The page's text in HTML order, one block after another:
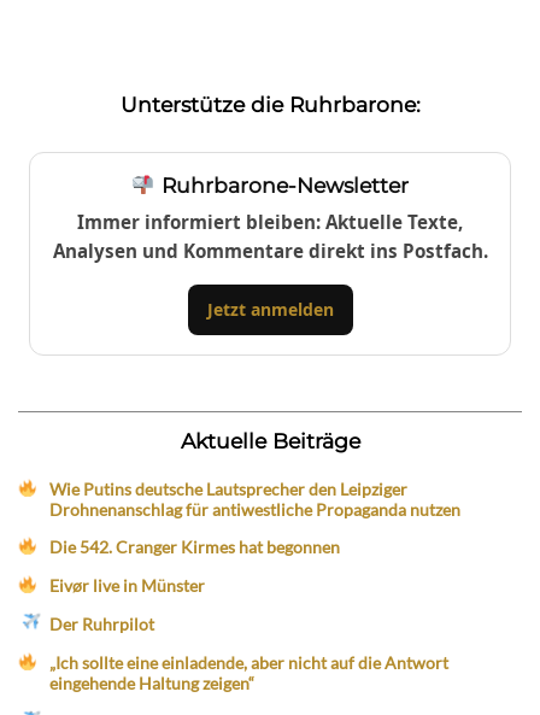
Unterstütze die Ruhrbarone:
Ruhrbarone-Newsletter
Immer informiert bleiben: Aktuelle Texte,
Analysen und Kommentare direkt ins Postfach.
Jetzt anmelden
Aktuelle Beiträge
Wie Putins deutsche Lautsprecher den Leipziger
Drohnenanschlag für antiwestliche Propaganda nutzen
Die 542. Cranger Kirmes hat begonnen
Eivør live in Münster
Der Ruhrpilot
„Ich sollte eine einladende, aber nicht auf die Antwort
eingehende Haltung zeigen“